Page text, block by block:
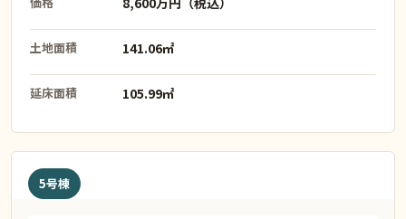
土地面積 141.06㎡
延床面積 105.99㎡
5号棟